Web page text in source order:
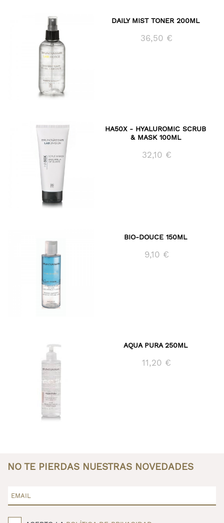
DAILY MIST TONER 200ML
36,50 €
HA50X - HYALUROMIC SCRUB
& MASK 100ML
32,10 €
BIO-DOUCE 150ML
9,10 €
AQUA PURA 250ML
11,20 €
NO TE PIERDAS NUESTRAS NOVEDADES
EMAIL